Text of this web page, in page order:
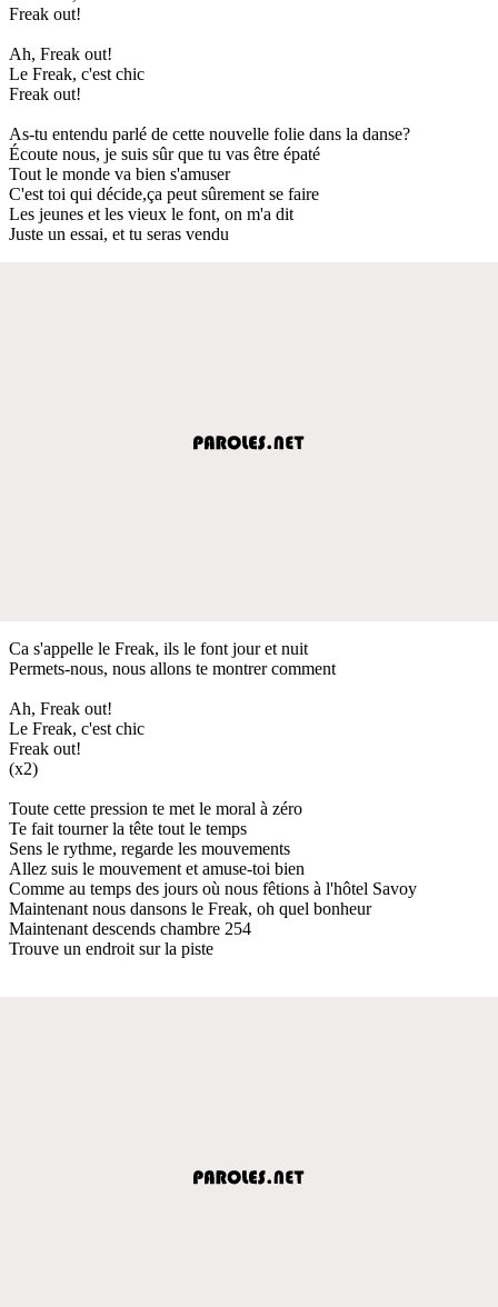
Freak out!
Ah, Freak out!
Le Freak, c'est chic
Freak out!
As-tu entendu parlé de cette nouvelle folie dans la danse?
Écoute nous, je suis sûr que tu vas être épaté
Tout le monde va bien s'amuser
C'est toi qui décide,ça peut sûrement se faire
Les jeunes et les vieux le font, on m'a dit
Juste un essai, et tu seras vendu
Ca s'appelle le Freak, ils le font jour et nuit
Permets-nous, nous allons te montrer comment
Ah, Freak out!
Le Freak, c'est chic
Freak out!
(x2)
Toute cette pression te met le moral à zéro
Te fait tourner la tête tout le temps
Sens le rythme, regarde les mouvements
Allez suis le mouvement et amuse-toi bien
Comme au temps des jours où nous fêtions à l'hôtel Savoy
Maintenant nous dansons le Freak, oh quel bonheur
Maintenant descends chambre 254
Trouve un endroit sur la piste